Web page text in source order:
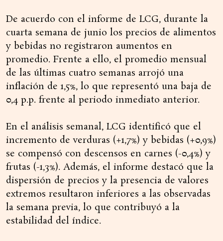
De acuerdo con el informe de LCG, durante la
cuarta semana de junio los precios de alimentos
y bebidas no registraron aumentos en
promedio. Frente a ello, el promedio mensual
de las últimas cuatro semanas arrojó una
inflación de 1,5%, lo que representó una baja de
0,4 p.p. frente al periodo inmediato anterior.
En el análisis semanal, LCG identificó que el
incremento de verduras (+1,7%) y bebidas (+0,9%)
se compensó con descensos en carnes (-0,4%) y
frutas (-1,3%). Además, el informe destacó que la
dispersión de precios y la presencia de valores
extremos resultaron inferiores a las observadas
la semana previa, lo que contribuyó a la
estabilidad del índice.